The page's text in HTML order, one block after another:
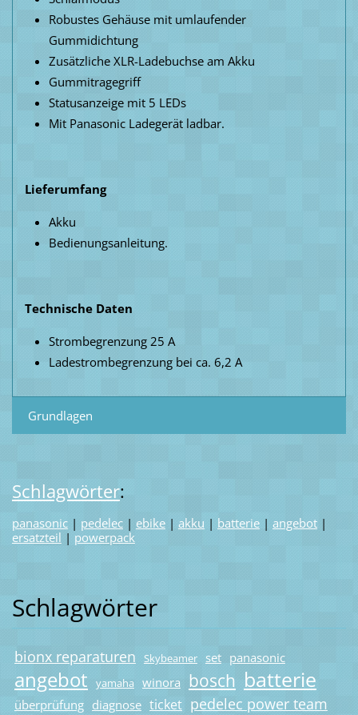
Robustes Gehäuse mit umlaufender
Gummidichtung
Zusätzliche XLR-Ladebuchse am Akku
Gummitragegriff
Statusanzeige mit 5 LEDs
Mit Panasonic Ladegerät ladbar.
Lieferumfang
Akku
Bedienungsanleitung.
Technische Daten
Strombegrenzung 25 A
Ladestrombegrenzung bei ca. 6,2 A
Grundlagen
Schlagwörter:
panasonic | pedelec | ebike | akku | batterie | angebot |
ersatzteil | powerpack
Schlagwörter
bionx reparaturen Skybeamer set panasonic
angebot yamaha winora bosch batterie
überprüfung diagnose ticket pedelec power team